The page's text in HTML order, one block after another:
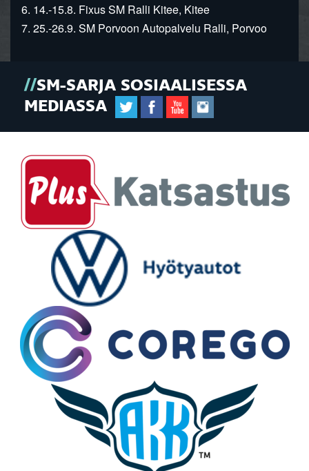
6. 14.-15.8. Fixus SM Ralli Kitee, Kitee
7. 25.-26.9. SM Porvoon Autopalvelu Ralli, Porvoo
SM-SARJA SOSIAALISESSA
MEDIASSA